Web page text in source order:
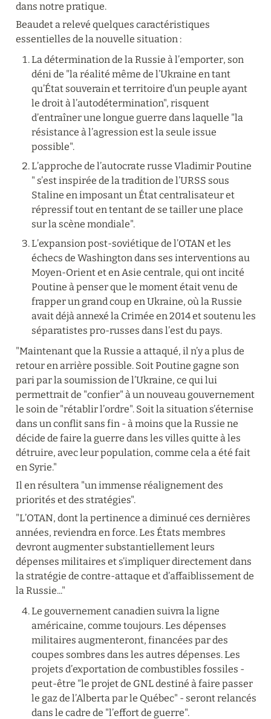
dans notre pratique.
Beaudet a relevé quelques caractéristiques
essentielles de la nouvelle situation :
La détermination de la Russie à l’emporter, son
déni de "la réalité même de l’Ukraine en tant
qu’État souverain et territoire d’un peuple ayant
le droit à l’autodétermination", risquent
d’entraîner une longue guerre dans laquelle "la
résistance à l’agression est la seule issue
possible".
L’approche de l’autocrate russe Vladimir Poutine
" s’est inspirée de la tradition de l’URSS sous
Staline en imposant un État centralisateur et
répressif tout en tentant de se tailler une place
sur la scène mondiale".
L’expansion post-soviétique de l’OTAN et les
échecs de Washington dans ses interventions au
Moyen-Orient et en Asie centrale, qui ont incité
Poutine à penser que le moment était venu de
frapper un grand coup en Ukraine, où la Russie
avait déjà annexé la Crimée en 2014 et soutenu les
séparatistes pro-russes dans l’est du pays.
"Maintenant que la Russie a attaqué, il n’y a plus de
retour en arrière possible. Soit Poutine gagne son
pari par la soumission de l’Ukraine, ce qui lui
permettrait de "confier" à un nouveau gouvernement
le soin de "rétablir l’ordre". Soit la situation s’éternise
dans un conflit sans fin - à moins que la Russie ne
décide de faire la guerre dans les villes quitte à les
détruire, avec leur population, comme cela a été fait
en Syrie."
Il en résultera "un immense réalignement des
priorités et des stratégies".
"L’OTAN, dont la pertinence a diminué ces dernières
années, reviendra en force. Les États membres
devront augmenter substantiellement leurs
dépenses militaires et s’impliquer directement dans
la stratégie de contre-attaque et d’affaiblissement de
la Russie..."
Le gouvernement canadien suivra la ligne
américaine, comme toujours. Les dépenses
militaires augmenteront, financées par des
coupes sombres dans les autres dépenses. Les
projets d’exportation de combustibles fossiles -
peut-être "le projet de GNL destiné à faire passer
le gaz de l’Alberta par le Québec" - seront relancés
dans le cadre de "l’effort de guerre".